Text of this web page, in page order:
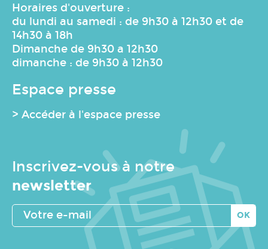
Horaires d'ouverture :
du lundi au samedi : de 9h30 à 12h30 et de
14h30 à 18h
Dimanche de 9h30 a 12h30
dimanche : de 9h30 à 12h30
Espace presse
> Accéder à l'espace presse
Inscrivez-vous à notre
newsletter
Votre
e-